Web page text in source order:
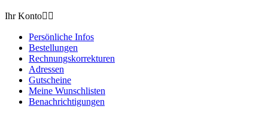
Ihr Konto 
Persönliche Infos
Bestellungen
Rechnungskorrekturen
Adressen
Gutscheine
Meine Wunschlisten
Benachrichtigungen